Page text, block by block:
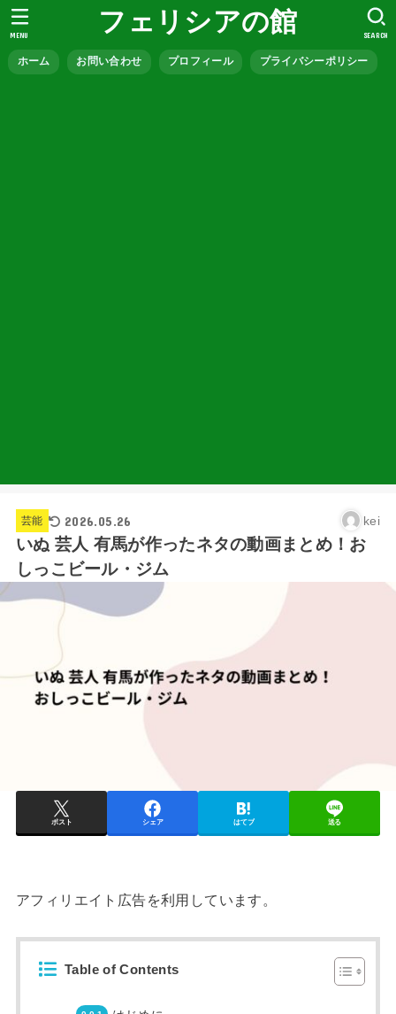
フェリシアの館
ホーム お問い合わせ プロフィール プライバシーポリシー
SEARCH
MENU
芸能 2026.05.26 kei
いぬ 芸人 有馬が作ったネタの動画まとめ！お
しっこビール・ジム
ポスト シェア はてブ 送る
アフィリエイト広告を利用しています。
Table of Contents